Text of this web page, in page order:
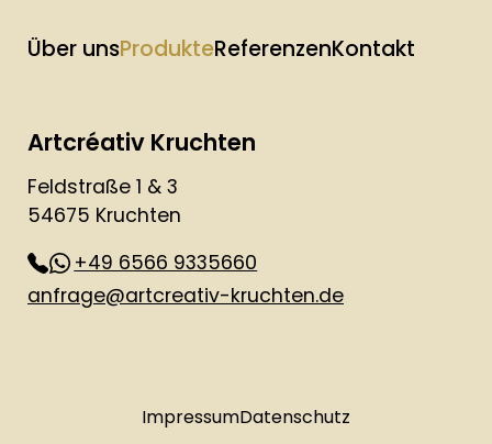
Artcréativ Kruchten
Feldstraße 1 & 3
54675 Kruchten
+49 6566 9335660
anfrage@artcreativ-kruchten.de
Über unsProdukteReferenzenKontakt
ImpressumDatenschutz